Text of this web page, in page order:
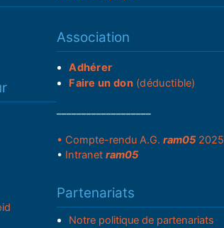
Association
Adhérer
Faire un don(déductible)
• Compte-rendu A.G. ram052025
• Intranet ram05
Partenariats
Notre politique de partenariats